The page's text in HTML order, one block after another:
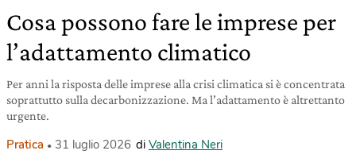
Cosa possono fare le imprese per
l’adattamento climatico
Per anni la risposta delle imprese alla crisi climatica si è concentrata
soprattutto sulla decarbonizzazione. Ma l’adattamento è altrettanto
urgente.
Pratica 31 luglio 2026 di Valentina Neri